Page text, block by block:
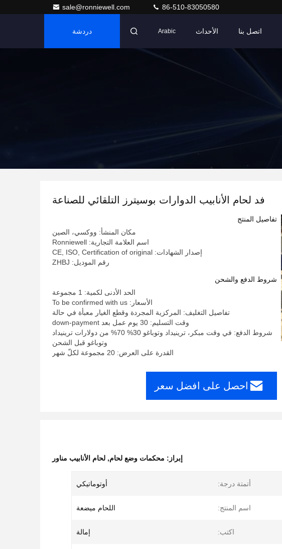
sale@ronniewell.com 86-510-83050580
اتصل بنا الأحداث Arabic دردشة
فد لحام الأنابيب الدوارات بوسيترز التلقائي للصناعة
تفاصيل المنتج
مكان المنشأ: ووكسي، الصين
اسم العلامة التجارية: Ronniewell
إصدار الشهادات: CE, ISO, Certification of original
رقم الموديل: ZHBJ
شروط الدفع والشحن
الحد الأدنى لكمية: 1 مجموعة
الأسعار: To be confirmed with us
تفاصيل التغليف: المركزية المجردة وقطع الغيار معبأة في حالة
وقت التسليم: 30 يوم عمل بعد down-payment
شروط الدفع: في وقت مبكر، ترينيداد وتوباغو 30% 70% من دولارات ترينيداد
وتوباغو قبل الشحن
القدرة على العرض: 20 مجموعة لكلّ شهر
احصل على افضل سعر
إبراز: محكمات وضع لحام, لحام الأنابيب مناور
أتمتة درجة: أوتوماتيكي
اسم المنتج: اللحام ميضعة
اكتب: إمالة